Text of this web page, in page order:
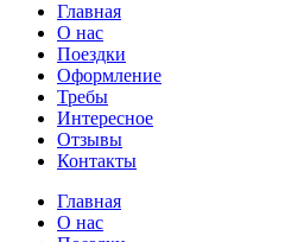
Главная
О нас
Поездки
Оформление
Требы
Интересное
Отзывы
Контакты
Главная
О нас